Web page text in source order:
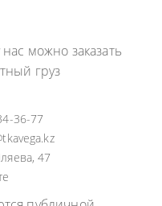
можно заказать
груз
36-77
47